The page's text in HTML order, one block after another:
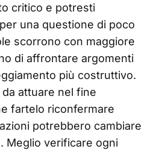
critico e potresti
una questione di poco
scorrono con maggiore
di affrontare argomenti
più costruttivo.
attuare nel fine
fartelo riconfermare
potrebbero cambiare
Meglio verificare ogni